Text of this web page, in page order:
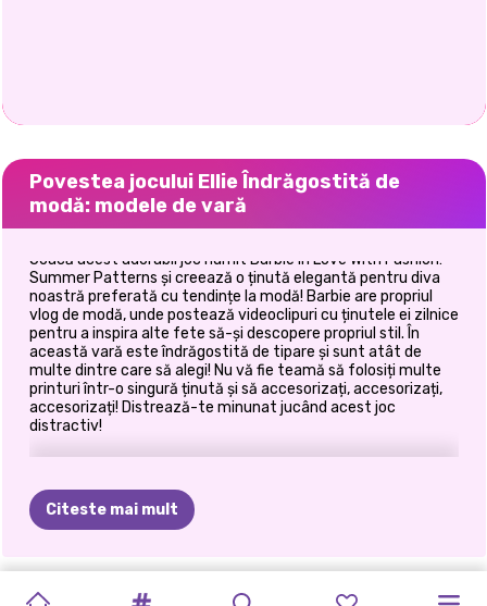
Povestea jocului Ellie Îndrăgostită de
modă: modele de vară
Joacă acest adorabil joc numit Barbie In Love With Fashion:
Summer Patterns și creează o ținută elegantă pentru diva
noastră preferată cu tendințe la modă! Barbie are propriul
vlog de modă, unde postează videoclipuri cu ținutele ei zilnice
pentru a inspira alte fete să-și descopere propriul stil. În
această vară este îndrăgostită de tipare și sunt atât de
multe dintre care să alegi! Nu vă fie teamă să folosiți multe
printuri într-o singură ținută și să accesorizați, accesorizați,
accesorizați! Distrează-te minunat jucând acest joc
distractiv!
Citeste mai mult
ESTETICA
SĂRBĂTOAREA AMINTIRI
FESTIVALUL ȘI FASHIONISTA